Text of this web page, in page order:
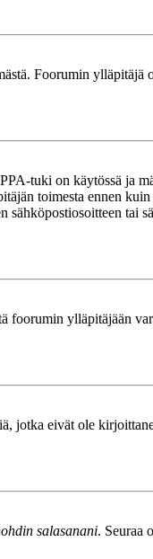
Foorumin
tuki on käytössä ja
toimesta ennen
tai
foorumin ylläpitäjään
eivät ole
salasanani. Seuraa